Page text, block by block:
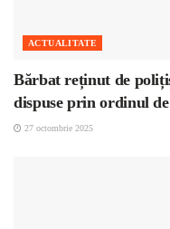
ACTUALITATE
Bărbat reținut de
dispuse prin ordinul
27 octombrie 2025